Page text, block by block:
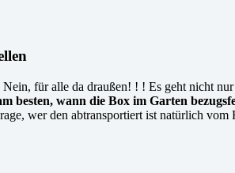
für alle da draußen! ! ! Es geht nicht
besten, wann die Box im Garten
wer den abtransportiert ist natürlich vom